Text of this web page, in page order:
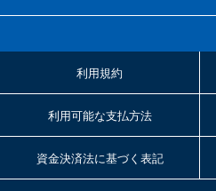
利用規約
利用可能な支払方法
資金決済法に基づく表記